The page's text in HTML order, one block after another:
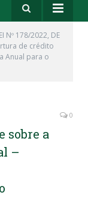
Nº 178/2022, DE
de crédito
Anual para o
sobre a
–
0